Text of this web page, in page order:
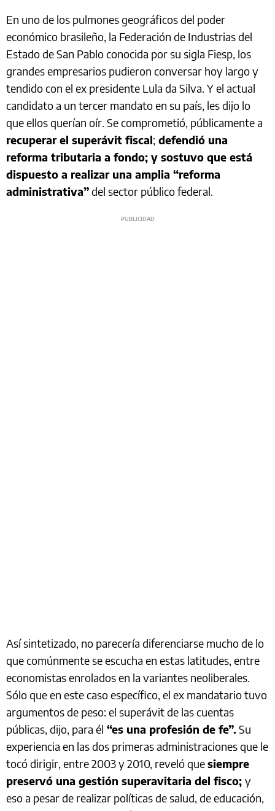
En uno de los pulmones geográficos del poder
económico brasileño, la Federación de Industrias del
Estado de San Pablo conocida por su sigla Fiesp, los
grandes empresarios pudieron conversar hoy largo y
tendido con el ex presidente Lula da Silva. Y el actual
candidato a un tercer mandato en su país, les dijo lo
que ellos querían oír. Se comprometió, públicamente a
recuperar el superávit fiscal; defendió una
reforma tributaria a fondo; y sostuvo que está
dispuesto a realizar una amplia “reforma
administrativa”del sector público federal.
Así sintetizado, no parecería diferenciarse mucho de lo
que comúnmente se escucha en estas latitudes, entre
economistas enrolados en la variantes neoliberales.
Sólo que en este caso específico, el ex mandatario tuvo
argumentos de peso: el superávit de las cuentas
públicas, dijo, para él “es una profesión de fe”.Su
experiencia en las dos primeras administraciones que le
tocó dirigir, entre 2003 y 2010, reveló quesiempre
preservó una gestión superavitaria del fisco; y
eso a pesar de realizar políticas de salud, de educación,